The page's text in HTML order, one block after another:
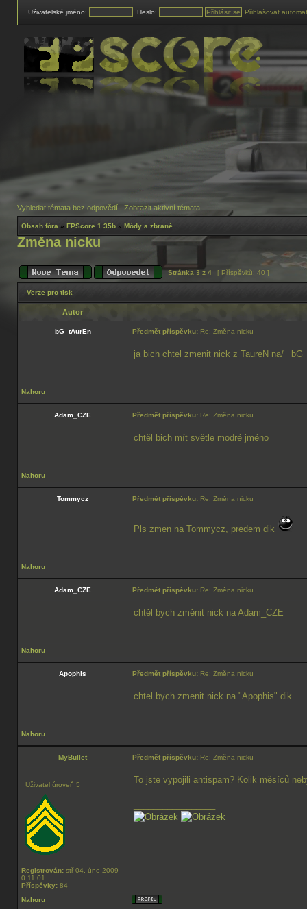
Uživatelské jméno: Heslo: Přihlašovat
Vyhledat témata bez odpovědí | Zobrazit aktivní témata
Obsah fóra » FPScore 1.35b » Módy a zbraně
Změna nicku
Stránka 3 z 4 [ Příspěvků: 40 ]
Verze pro tisk
Autor
_bG_tAurEn_ Předmět příspěvku: Re: Změna nicku
ja bich chtel zmenit nick z TaureN na/
Nahoru
Adam_CZE Předmět příspěvku: Re: Změna nicku
chtěl bich mít světle modré jméno
Nahoru
Tommycz Předmět příspěvku: Re: Změna nicku
Pls zmen na Tommycz, predem dik
Nahoru
Adam_CZE Předmět příspěvku: Re: Změna nicku
chtěl bych změnit nick na Adam_CZE
Nahoru
Apophis Předmět příspěvku: Re: Změna nicku
chtel bych zmenit nick na "Apophis" dik
Nahoru
MyBullet Předmět příspěvku: Re: Změna nicku
Uživatel úroveň 5
Registrován: stř 04. úno 2009
0:11:01
Příspěvky: 84
To jste vypojili antispam? Kolik měsíců
Nahoru